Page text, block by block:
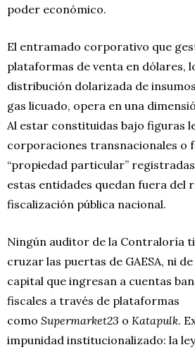
poder económico.
El entramado corporativo que
plataformas de venta en dólares,
distribución dolarizada de
gas licuado, opera en una
Al estar constituidas bajo figuras
corporaciones transnacionales o
“propiedad particular”
estas entidades quedan fuera del
fiscalización pública nacional.
Ningún auditor de la Contraloría
cruzar las puertas de GAESA, ni
capital que ingresan a cuentas
fiscales a través de plataformas
como Supermarket23 o Katapulk.
impunidad institucionalizado: la